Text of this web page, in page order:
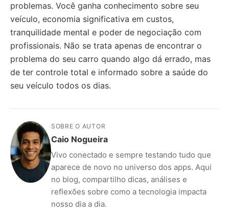
problemas. Você ganha conhecimento sobre seu
veículo, economia significativa em custos,
tranquilidade mental e poder de negociação com
profissionais. Não se trata apenas de encontrar o
problema do seu carro quando algo dá errado, mas
de ter controle total e informado sobre a saúde do
seu veículo todos os dias.
SOBRE O AUTOR
Caio Nogueira
Vivo conectado e sempre testando tudo que
aparece de novo no universo dos apps. Aqui
no blog, compartilho dicas, análises e
reflexões sobre como a tecnologia impacta
nosso dia a dia.